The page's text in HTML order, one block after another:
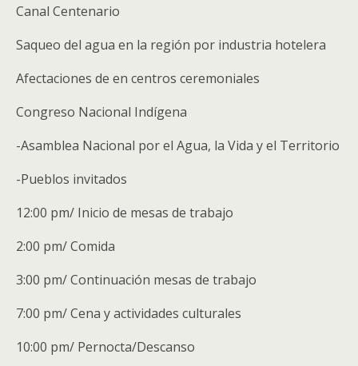
Canal Centenario
Saqueo del agua en la región por industria hotelera
Afectaciones de en centros ceremoniales
Congreso Nacional Indígena
-Asamblea Nacional por el Agua, la Vida y el Territorio
-Pueblos invitados
12:00 pm/ Inicio de mesas de trabajo
2:00 pm/ Comida
3:00 pm/ Continuación mesas de trabajo
7:00 pm/ Cena y actividades culturales
10:00 pm/ Pernocta/Descanso